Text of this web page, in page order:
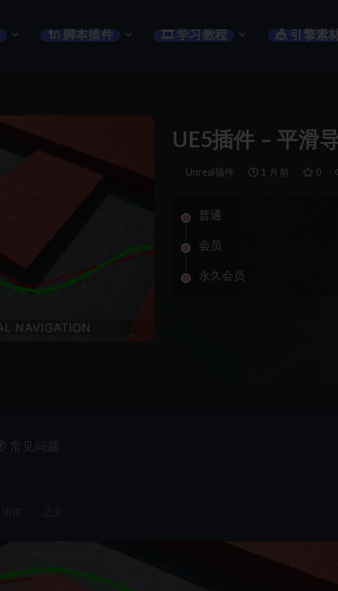
🔌 脚本插件 🎞️ 学习教程 🎪 引擎素
UE5插件 – 平滑
Unreal插件 1 月前 0
普通
会员
永久会员
常见问题